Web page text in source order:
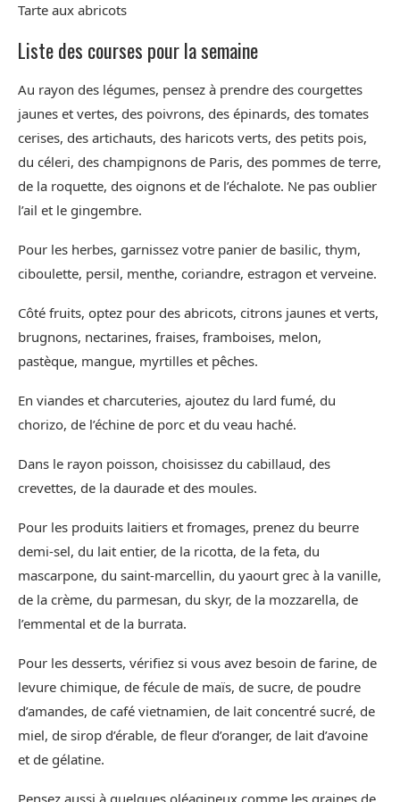
Tarte aux abricots
Liste des courses pour la semaine
Au rayon des légumes, pensez à prendre des courgettes
jaunes et vertes, des poivrons, des épinards, des tomates
cerises, des artichauts, des haricots verts, des petits pois,
du céleri, des champignons de Paris, des pommes de terre,
de la roquette, des oignons et de l’échalote. Ne pas oublier
l’ail et le gingembre.
Pour les herbes, garnissez votre panier de basilic, thym,
ciboulette, persil, menthe, coriandre, estragon et verveine.
Côté fruits, optez pour des abricots, citrons jaunes et verts,
brugnons, nectarines, fraises, framboises, melon,
pastèque, mangue, myrtilles et pêches.
En viandes et charcuteries, ajoutez du lard fumé, du
chorizo, de l’échine de porc et du veau haché.
Dans le rayon poisson, choisissez du cabillaud, des
crevettes, de la daurade et des moules.
Pour les produits laitiers et fromages, prenez du beurre
demi-sel, du lait entier, de la ricotta, de la feta, du
mascarpone, du saint-marcellin, du yaourt grec à la vanille,
de la crème, du parmesan, du skyr, de la mozzarella, de
l’emmental et de la burrata.
Pour les desserts, vérifiez si vous avez besoin de farine, de
levure chimique, de fécule de maïs, de sucre, de poudre
d’amandes, de café vietnamien, de lait concentré sucré, de
miel, de sirop d’érable, de fleur d’oranger, de lait d’avoine
et de gélatine.